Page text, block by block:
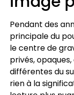
Pendant des
principale du
le centre de
privés,
différentes du
rien à la